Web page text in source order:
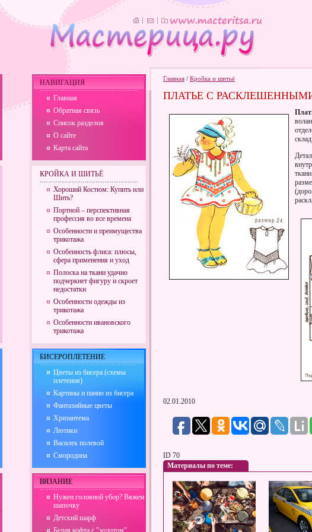
Главная / Кройка и шитьё
ПЛАТЬЕ С
02.01.2010
ID 70
Материалы по теме:
НАВИГАЦИЯ
Главная
Обратная связь
Список разделов
О сайте
Карта сайта
КРОЙКА И ШИТЬЁ
Хороший Костюм: Купить или
Шить?
Портной – перспективная
профессия во все времена
Особенности и преимущества
трикотажа
Особенность флиса: плюсы,
сфера применения и уход
Полоска на ткани удачно
подчеркнет фигуру и скроет
недостатки
Особенности одежды из
трикотажа
Особенности ивановского
трикотажа
БИСЕРОПЛЕТЕНИЕ
Цветы из бисера (схемы
плетения)
Картины и панно из бисера
Фантазийные цветы
Хризантема
Лютики
Василек полевой
Смородина
ВЯЗАНИЕ
Нужен головной убор? Вяжем
шапочку
Детский шарф
Белая кофта с "золотом"